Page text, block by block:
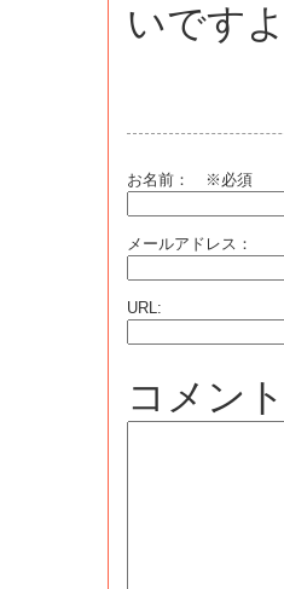
いです
お名前： ※必須
メールアドレス：
URL:
コメン